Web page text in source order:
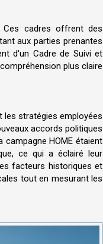
cadres offrent des
aux parties prenantes
d'un Cadre de Suivi et
plus claire
les stratégies employées
accords politiques
campagne HOME étaient
ce qui a éclairé leur
facteurs historiques et
tout en mesurant les